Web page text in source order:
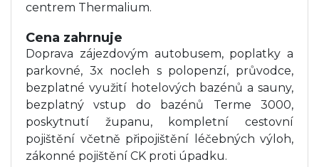
centrem Thermalium.
Cena zahrnuje
Doprava zájezdovým autobusem, poplatky a
parkovné, 3x nocleh s polopenzí, průvodce,
bezplatné využití hotelových bazénů a sauny,
bezplatný vstup do bazénů Terme 3000,
poskytnutí županu, kompletní cestovní
pojištění včetně připojištění léčebných výloh,
zákonné pojištění CK proti úpadku.